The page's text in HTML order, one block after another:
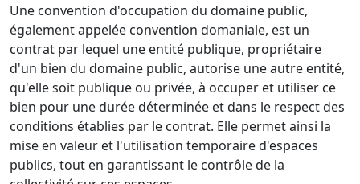
Une convention d'occupation du domaine public,
également appelée convention domaniale, est un
contrat par lequel une entité publique, propriétaire
d'un bien du domaine public, autorise une autre entité,
qu'elle soit publique ou privée, à occuper et utiliser ce
bien pour une durée déterminée et dans le respect des
conditions établies par le contrat. Elle permet ainsi la
mise en valeur et l'utilisation temporaire d'espaces
publics, tout en garantissant le contrôle de la